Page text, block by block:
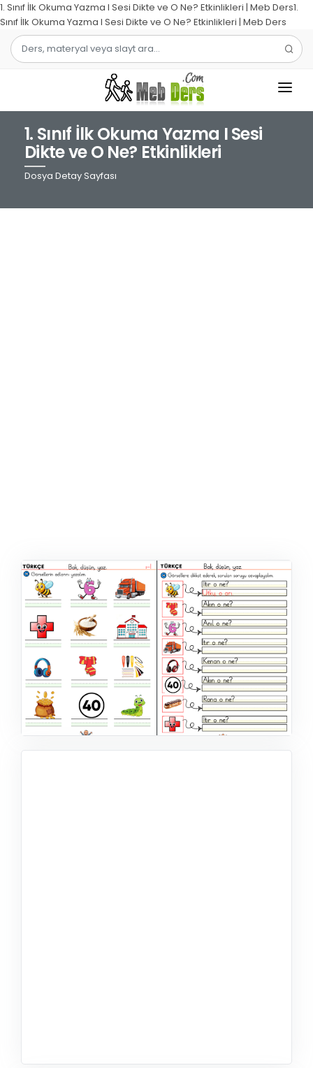
1. Sınıf İlk Okuma Yazma I Sesi Dikte ve O Ne? Etkinlikleri | Meb Ders1.
Sınıf İlk Okuma Yazma I Sesi Dikte ve O Ne? Etkinlikleri | Meb Ders
1.SINIF
2.SINIF
1. Sınıf İlk Okuma Yazma I Sesi
Dikte ve O Ne? Etkinlikleri
Dosya Detay Sayfası